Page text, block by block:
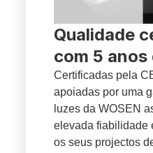
Qualidade
com 5
Certificadas pela
apoiadas por uma
luzes da WOSEN
elevada fiabilidade
os seus projectos